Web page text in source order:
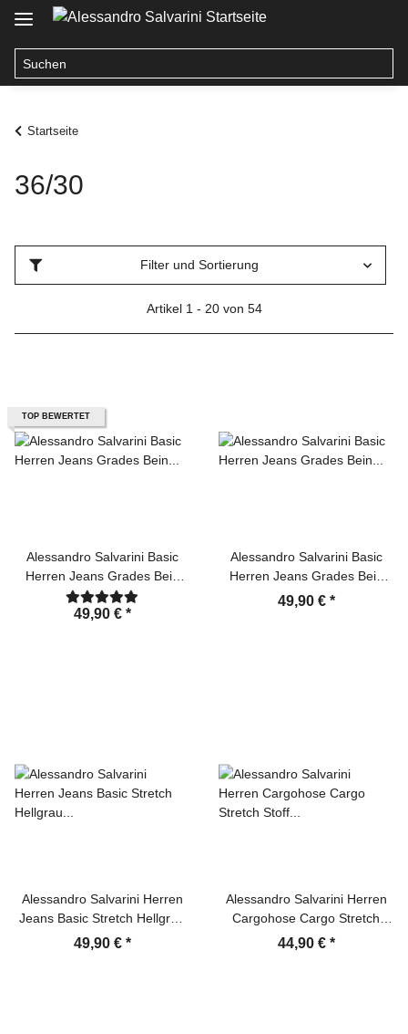
Startseite
36/30
Filter und Sortierung
Artikel 1 - 20 von 54
TOP BEWERTET
Alessandro Salvarini Basic
Herren Jeans Grades Bein
Mittelblau Comfort Fit
49,90 € *
Alessandro Salvarini Basic
Herren Jeans Grades Bein
Dunkelblau Comfort Fit
49,90 € *
Alessandro Salvarini Herren
Jeans Basic Stretch Hellgrau
Regular Slim
49,90 € *
Alessandro Salvarini Herren
Cargohose Cargo Stretch
Stoff Hose Schwarz
44,90 € *